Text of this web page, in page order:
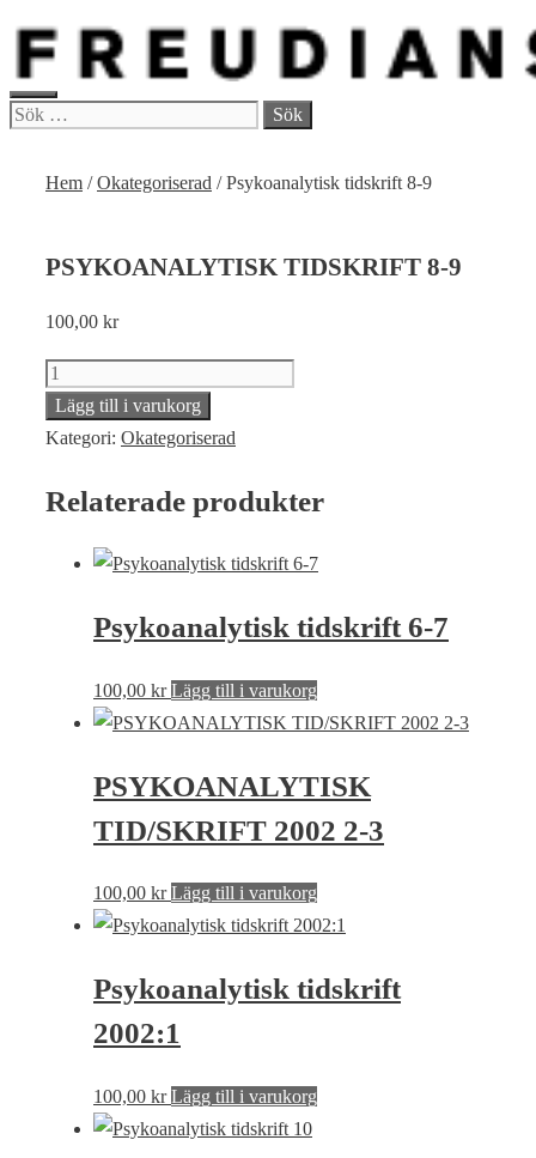
Hoppa
innehåll
MENY
Sök
Hem /Okategoriserad / Psykoanalytisk tidskrift 8-9
PSYKOANALYTISK TIDSKRIFT 8-9
100,00 kr
Psykoanalytisk
tidskrift
8-
mängd
Lägg till i varukorg
Kategori: Okategoriserad
Relaterade produkter
Psykoanalytisk tidskrift 6-7
100,00 kr Lägg till i varukorg
PSYKOANALYTISK
TID/SKRIFT 2002 2-3
100,00 kr Lägg till i varukorg
Psykoanalytisk tidskrift
2002:1
100,00 kr Lägg till i varukorg